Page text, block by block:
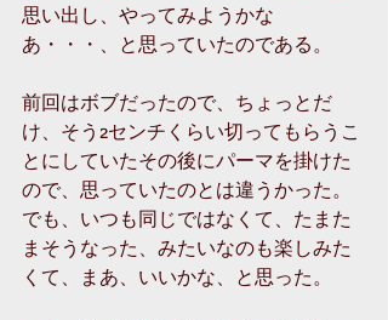
思い出し、やってみようかな
あ・・・、と思っていたのである。
前回はボブだったので、ちょっとだ
け、そう2センチくらい切ってもらうこ
とにしていたその後にパーマを掛けた
ので、思っていたのとは違うかった。
でも、いつも同じではなくて、たまた
まそうなった、みたいなのも楽しみた
くて、まあ、いいかな、と思った。